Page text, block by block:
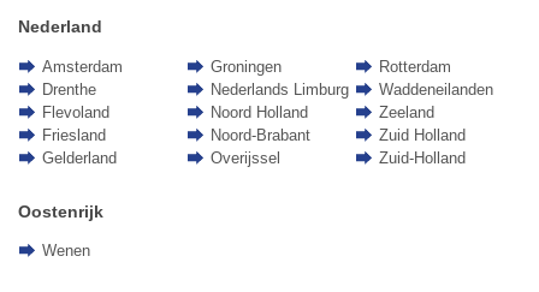
Nederland
Amsterdam
Drenthe
Flevoland
Friesland
Gelderland
Groningen
Nederlands Limburg
Noord Holland
Noord-Brabant
Overijssel
Rotterdam
Waddeneilanden
Zeeland
Zuid Holland
Zuid-Holland
Oostenrijk
Wenen